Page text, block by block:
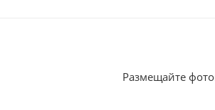
Размещайте